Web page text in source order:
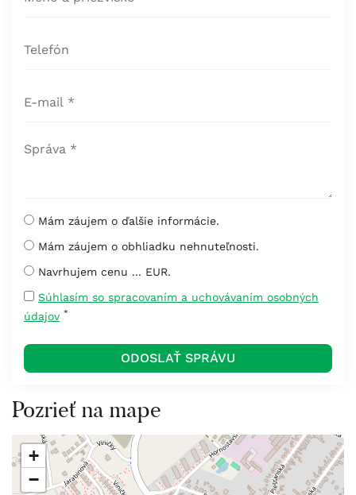
Mám záujem o ďalšie informácie.
Mám záujem o obhliadku nehnuteľnosti.
Navrhujem cenu ... EUR.
Súhlasím so spracovaním a uchovávaním osobných
údajov *
Pozrieť na mape
+
−